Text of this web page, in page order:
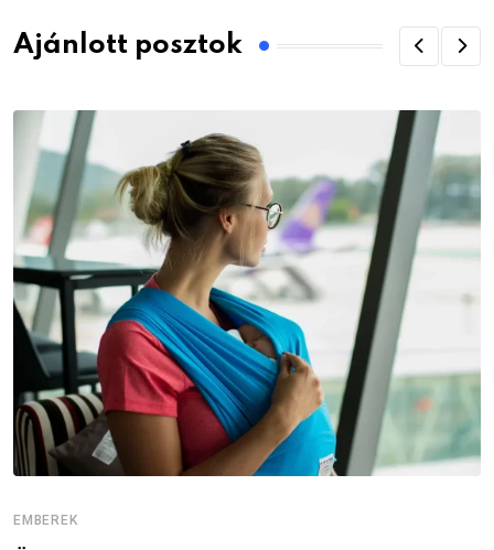
Ajánlott posztok
EMBEREK